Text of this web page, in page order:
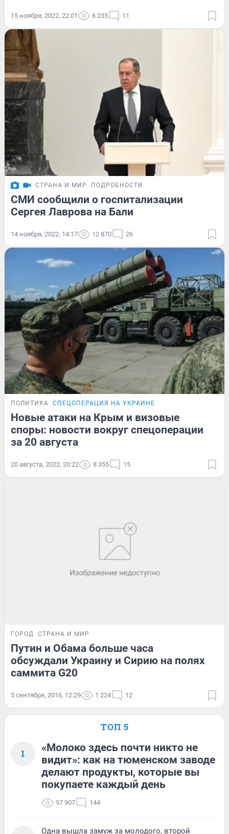
15 ноября, 2022, 22:01 6 235 11
СТРАНА И МИР ПОДРОБНОСТИ
СМИ сообщили о госпитализации
Сергея Лаврова на Бали
14 ноября, 2022, 14:17 12 870 26
ПОЛИТИКА СПЕЦОПЕРАЦИЯ НА УКРАИНЕ
Новые атаки на Крым и визовые
споры: новости вокруг спецоперации
за 20 августа
20 августа, 2022, 20:22 8 355 15
ГОРОД СТРАНА И МИР
Путин и Обама больше часа
обсуждали Украину и Сирию на полях
саммита G20
5 сентября, 2016, 12:29 1 224 12
ТОП 5
1
«Молоко здесь почти никто не
видит»: как на тюменском заводе
делают продукты, которые вы
покупаете каждый день
97 907 144
Одна вышла замуж за молодого, второй